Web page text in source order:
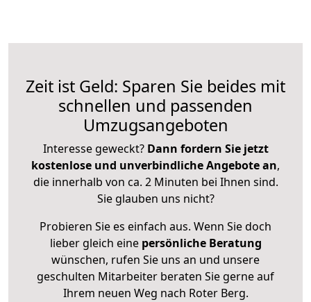
Zeit ist Geld: Sparen Sie beides mit
schnellen und passenden
Umzugsangeboten
Interesse geweckt? Dann fordern Sie jetzt
kostenlose und unverbindliche Angebote an,
die innerhalb von ca. 2 Minuten bei Ihnen sind.
Sie glauben uns nicht?
Probieren Sie es einfach aus. Wenn Sie doch
lieber gleich eine persönliche Beratung
wünschen, rufen Sie uns an und unsere
geschulten Mitarbeiter beraten Sie gerne auf
Ihrem neuen Weg nach Roter Berg.